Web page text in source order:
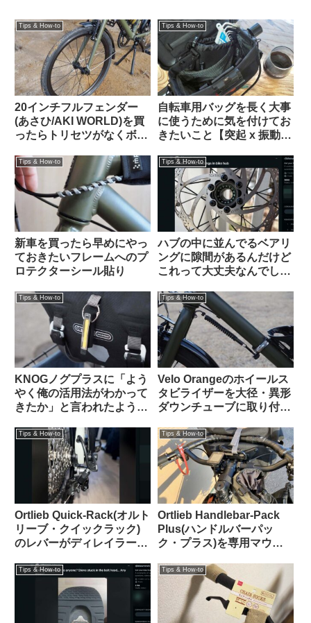
Tips & How-to
20インチフルフェンダー
(あさひ/AKI WORLD)を買
ったらトリセツがなくボル
にやれ」なプロ仕様製品だ
ったけれど意外に装着簡単
でTern Crestと相性も抜群
でした
Tips & How-to
自転車用バッグを長く大事
に使うために気を付けてお
きたいこと【突起 x 振動
Tips & How-to
新車を買ったら早めにやっ
ておきたいフレームへのプ
ロテクターシール貼り
Tips & How-to
ハブの中に並んでるベアリ
ングに隙間があるんだけど
これって大丈夫なんでしょ
Tips & How-to
KNOGノグプラスに「よう
やく俺の活用法がわかって
きたか」と言われたような
ハンドルバーパックとの相
Tips & How-to
Velo Orangeのホイールス
タビライザーを大径・異形
ダウンチューブに取り付け
金物を使ってDIY】
Tips & How-to
Ortlieb Quick-Rack(オルト
リーブ・クイックラック)
のレバーがディレイラーの
する時の解決法
Tips & How-to
Ortlieb Handlebar-Pack
Plus(ハンドルバーパッ
ク・プラス)を専用マウン
クに置いてみた
Tips & How-to Tips & How-to